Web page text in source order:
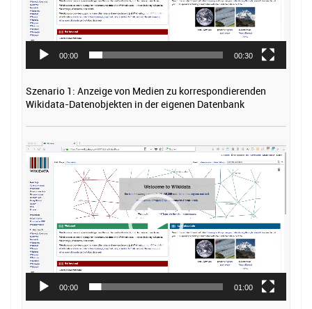
00:00 00:30
Szenario 1: Anzeige von Medien zu korrespondierenden
Wikidata-Datenobjekten in der eigenen Datenbank
Video-
Player
00:00 01:00